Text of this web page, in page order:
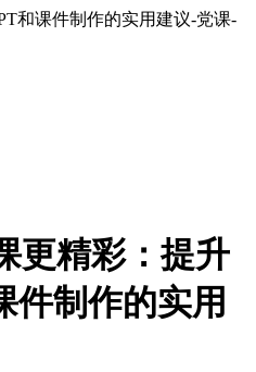
和课件制作的实用建议-党课-
更精彩：提升
件制作的实用